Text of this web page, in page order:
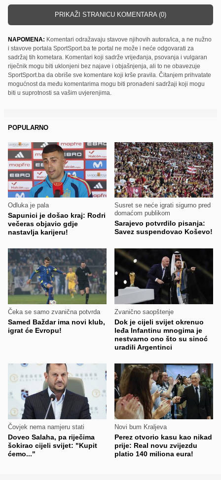
PRIKAŽI STRANICU KOMENTARA (0)
NAPOMENA: Komentari odražavaju stavove njihovih autora/ica, a ne nužno
i stavove portala SportSport.ba te portal ne može i neće odgovarati za
sadržaj tih kometara. Komentari koji sadrže vrijeđanja, psovanja i vulgaran
riječnik mogu biti uklonjeni bez najave i objašnjenja, ali to ne obavezuje
SportSport.ba da obriše sve komentare koji krše pravila. Čitanjem prihvatate
mogućnost da među komentarima mogu biti pronađeni sadržaji koji mogu
biti u suprotnosti sa vašim uvjerenjima.
POPULARNO
Odluka je pala
Sapunici je došao kraj: Rodri
večeras objavio gdje
nastavlja karijeru!
Susret se neće igrati sigurno pred
domaćom publikom
Sarajevo potvrdilo pisanja:
Savez suspendovao Koševo!
Čeka se samo zvanična potvrda
Samed Baždar ima novi klub,
igrat će Evropu!
Zvanično saopštenje
Dok je cijeli svijet okrenuo
leđa Infantinu mnogima je
nestvarno ono što su sinoć
uradili Argentinci
Čovjek nema namjeru stati
Doveo Salaha, pa riječima
šokirao cijeli svijet: "Kupit
ćemo..."
Novi bum Kraljeva
Perez otvorio kasu kao nikad
prije: Real novu zvijezdu
platio 140 miliona eura!